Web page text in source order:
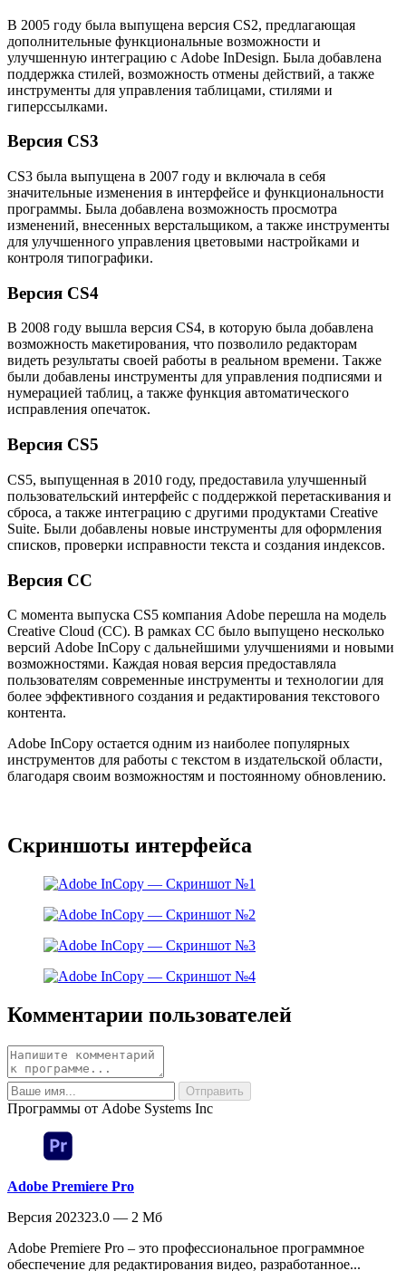
В 2005 году была выпущена версия CS2, предлагающая
дополнительные функциональные возможности и
улучшенную интеграцию с Adobe InDesign. Была добавлена
поддержка стилей, возможность отмены действий, а также
инструменты для управления таблицами, стилями и
гиперссылками.
Версия CS3
CS3 была выпущена в 2007 году и включала в себя
значительные изменения в интерфейсе и функциональности
программы. Была добавлена возможность просмотра
изменений, внесенных верстальщиком, а также инструменты
для улучшенного управления цветовыми настройками и
контроля типографики.
Версия CS4
В 2008 году вышла версия CS4, в которую была добавлена
возможность макетирования, что позволило редакторам
видеть результаты своей работы в реальном времени. Также
были добавлены инструменты для управления подписями и
нумерацией таблиц, а также функция автоматического
исправления опечаток.
Версия CS5
CS5, выпущенная в 2010 году, предоставила улучшенный
пользовательский интерфейс с поддержкой перетаскивания и
сброса, а также интеграцию с другими продуктами Creative
Suite. Были добавлены новые инструменты для оформления
списков, проверки исправности текста и создания индексов.
Версия CC
С момента выпуска CS5 компания Adobe перешла на модель
Creative Cloud (CC). В рамках CC было выпущено несколько
версий Adobe InCopy с дальнейшими улучшениями и новыми
возможностями. Каждая новая версия предоставляла
пользователям современные инструменты и технологии для
более эффективного создания и редактирования текстового
контента.
Adobe InCopy остается одним из наиболее популярных
инструментов для работы с текстом в издательской области,
благодаря своим возможностям и постоянному обновлению.
Скриншоты интерфейса
Комментарии пользователей
Программы от Adobe Systems Inc
Adobe Premiere Pro
Версия 202323.0 — 2 Мб
Adobe Premiere Pro – это профессиональное программное
обеспечение для редактирования видео, разработанное...